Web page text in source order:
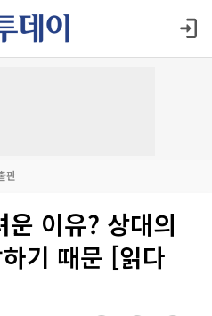
판
이유? 상대의
기 때문 [읽다